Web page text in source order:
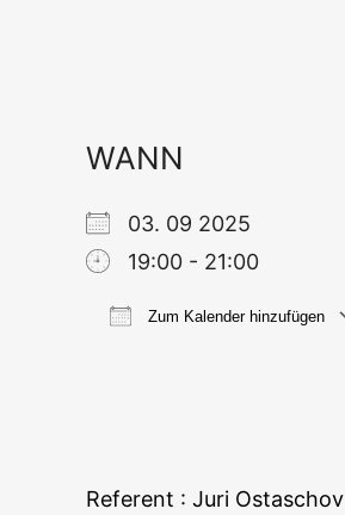
WANN
03. 09 2025
19:00 - 21:00
Zum Kalender hinzufügen
Refe­rent : Juri Ostaschov